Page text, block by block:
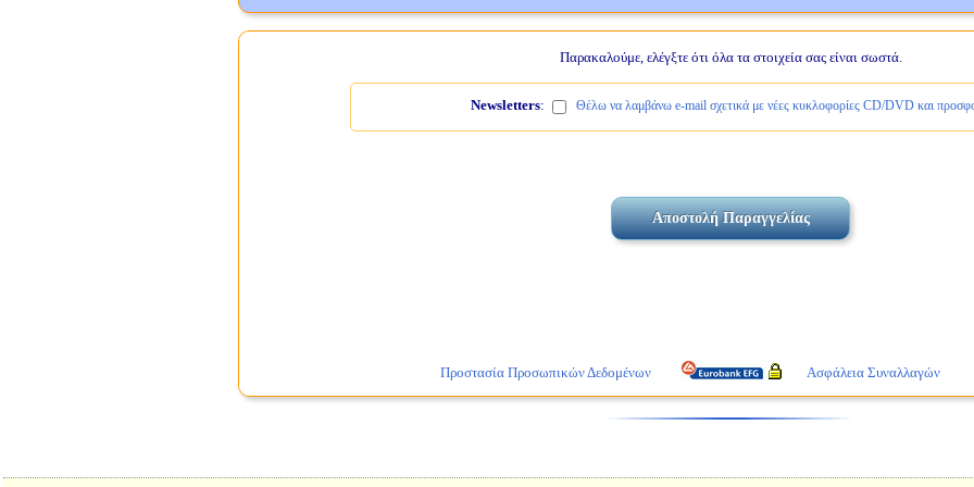
Παρακαλούμε, ελέγξτε ότι όλα τα στοιχεία σας είναι σωστά.
Newsletters: Θέλω να λαμβάνω e-mail σχετικά με νέες κυκλοφορίες CD/DVD και
Προστασία Προσωπικών Δεδομένων Ασφάλεια Συναλλαγών